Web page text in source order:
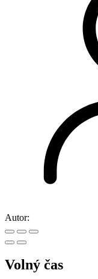
Autor:
Volný čas